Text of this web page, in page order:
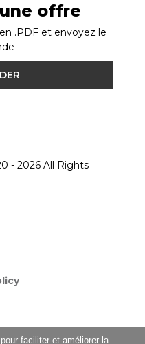
offre
.PDF et envoyez le
- 2026 All Rights
faciliter et améliorer la